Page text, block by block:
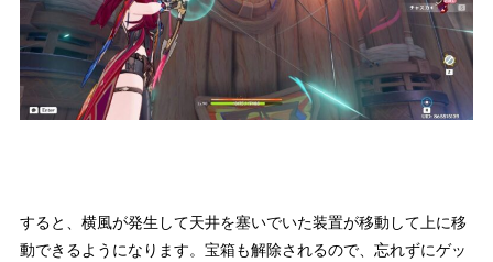
すると、横風が発生して天井を塞いでいた装置が移動して上に移
動できるようになります。宝箱も解除されるので、忘れずにゲッ